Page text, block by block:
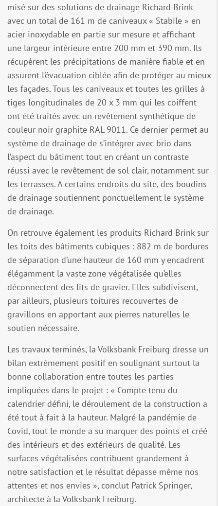
misé sur des solutions de drainage Richard Brink
avec un total de 161 m de caniveaux « Stabile » en
acier inoxydable en partie sur mesure et affichant
une largeur intérieure entre 200 mm et 390 mm. Ils
récupèrent les précipitations de manière fiable et en
assurent l’évacuation ciblée afin de protéger au mieux
les façades. Tous les caniveaux et toutes les grilles à
tiges longitudinales de 20 x 3 mm qui les coiffent
ont été traités avec un revêtement synthétique de
couleur noir graphite RAL 9011. Ce dernier permet au
système de drainage de s’intégrer avec brio dans
l’aspect du bâtiment tout en créant un contraste
réussi avec le revêtement de sol clair, notamment sur
les terrasses. A certains endroits du site, des boudins
de drainage soutiennent ponctuellement le système
de drainage.
On retrouve également les produits Richard Brink sur
les toits des bâtiments cubiques : 882 m de bordures
de séparation d’une hauteur de 160 mm y encadrent
élégamment la vaste zone végétalisée qu’elles
déconnectent des lits de gravier. Elles subdivisent,
par ailleurs, plusieurs toitures recouvertes de
gravillons en apportant aux pierres naturelles le
soutien nécessaire.
Les travaux terminés, la Volksbank Freiburg dresse un
bilan extrêmement positif en soulignant surtout la
bonne collaboration entre toutes les parties
impliquées dans le projet : « Compte tenu du
calendrier défini, le déroulement de la construction a
été tout à fait à la hauteur. Malgré la pandémie de
Covid, tout le monde a su marquer des points et créé
des intérieurs et des extérieurs de qualité. Les
surfaces végétalisées contribuent grandement à
notre satisfaction et le résultat dépasse même nos
attentes et nos envies », conclut Patrick Springer,
architecte à la Volksbank Freiburg.